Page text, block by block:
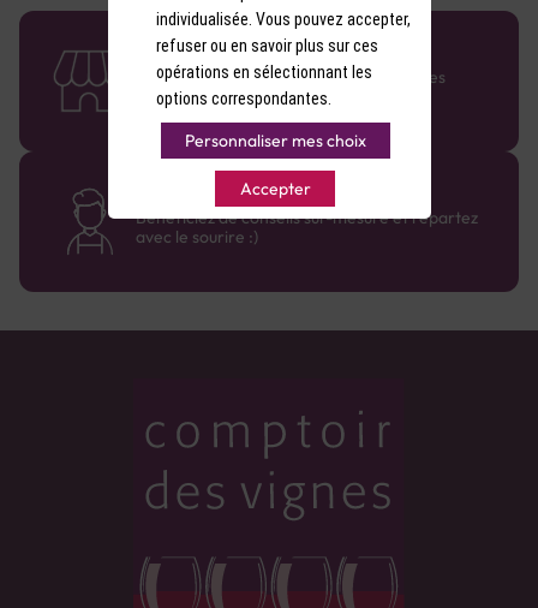
58 caves en France
Retrouvez le réseau Comptoir des Vignes
partout en France !
Des cavistes à votre écoute
Bénéficiez de conseils sur-mesure et repartez
avec le sourire :)
individualisée. Vous pouvez accepter,
refuser ou en savoir plus sur ces
opérations en sélectionnant les
options correspondantes.
Personnaliser mes choix
Accepter